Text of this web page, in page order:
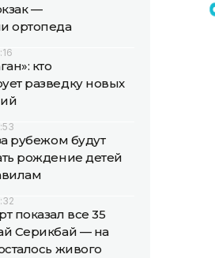
—
ортопеда
кто
разведку новых
рубежом будут
рождение детей
показал все 35
Серикбай — на
живого